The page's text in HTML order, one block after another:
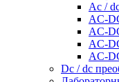
Ac /
AC-
AC-
AC-
AC-
Dc / dc